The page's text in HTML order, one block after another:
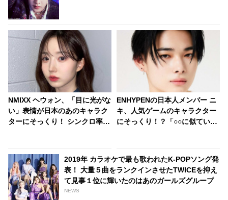
NMIXX ヘウォン、「目に光がな
い」表情が日本のあのキャラク
ターにそっくり！ シンクロ率
ENHYPENの日本人メンバー ニ
キ、人気ゲームのキャラクター
にそっくり！？「○○に似ている
的な視点で自分を見てるねｗ
ｗ」
2019年 カラオケで最も歌われたK-POPソング発
表！ 大量５曲をランクインさせたTWICEを抑え
て見事１位に輝いたのはあのガールズグループ
NEWS